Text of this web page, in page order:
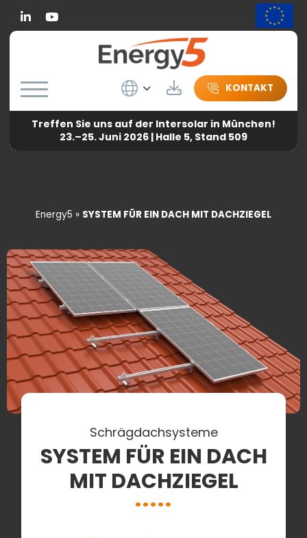
Wybierz język
Herunterladen
KONTAKT
Treffen Sie uns auf der Intersolar in München!
23.–25. Juni 2026 | Halle 5, Stand 509
Energy5 » SYSTEM FÜR EIN DACH MIT DACHZIEGEL
Schrägdachsysteme
SYSTEM FÜR EIN DACH
MIT DACHZIEGEL